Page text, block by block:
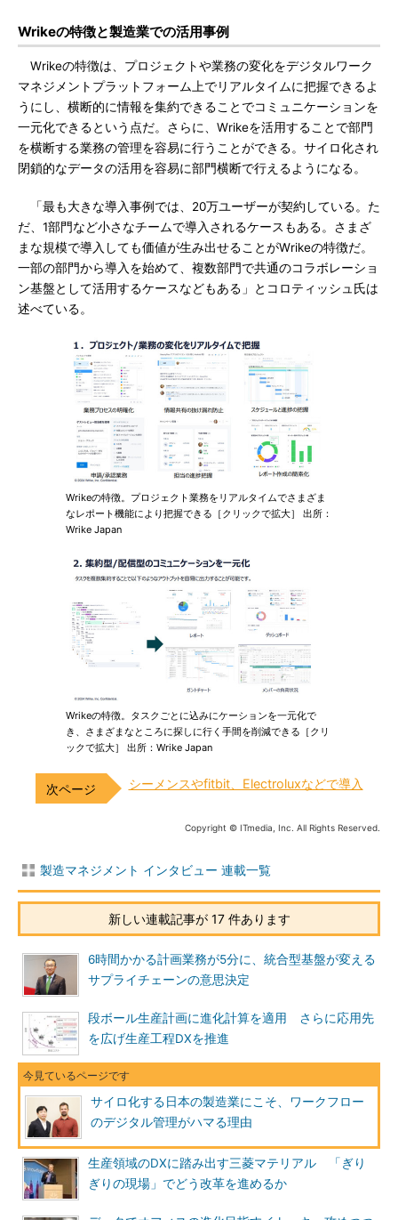
Wrikeの特徴と製造業での活用事例
Wrikeの特徴は、プロジェクトや業務の変化をデジタルワーク
マネジメントプラットフォーム上でリアルタイムに把握できるよ
うにし、横断的に情報を集約できることでコミュニケーションを
一元化できるという点だ。さらに、Wrikeを活用することで部門
を横断する業務の管理を容易に行うことができる。サイロ化され
閉鎖的なデータの活用を容易に部門横断で行えるようになる。
「最も大きな導入事例では、20万ユーザーが契約している。た
だ、1部門など小さなチームで導入されるケースもある。さまざ
まな規模で導入しても価値が生み出せることがWrikeの特徴だ。
一部の部門から導入を始めて、複数部門で共通のコラボレーショ
ン基盤として活用するケースなどもある」とコロティッシュ氏は
述べている。
Wrikeの特徴。プロジェクト業務をリアルタイムでさまざま
なレポート機能により把握できる［クリックで拡大］ 出所：
Wrike Japan
Wrikeの特徴。タスクごとに込みにケーションを一元化で
き、さまざまなところに探しに行く手間を削減できる［クリ
ックで拡大］ 出所：Wrike Japan
シーメンスやfitbit、Electroluxなどで導入
Copyright © ITmedia, Inc. All Rights Reserved.
製造マネジメント インタビュー 連載一覧
新しい連載記事が 17 件あります
6時間かかる計画業務が5分に、統合型基盤が変える
サプライチェーンの意思決定
段ボール生産計画に進化計算を適用 さらに応用先
を広げ生産工程DXを推進
サイロ化する日本の製造業にこそ、ワークフロー
のデジタル管理がハマる理由
生産領域のDXに踏み出す三菱マテリアル 「ぎり
ぎりの現場」でどう改革を進めるか